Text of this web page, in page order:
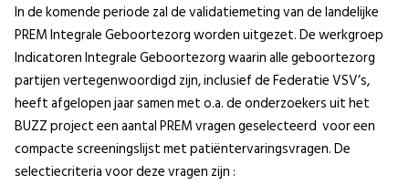
In de komende periode zal de validatiemeting van de landelijke
PREM Integrale Geboortezorg worden uitgezet. De werkgroep
Indicatoren Integrale Geboortezorg waarin alle geboortezorg
partijen vertegenwoordigd zijn, inclusief de Federatie VSV’s,
heeft afgelopen jaar samen met o.a. de onderzoekers uit het
BUZZ project een aantal PREM vragen geselecteerd voor een
compacte screeningslijst met patiëntervaringsvragen. De
selectiecriteria voor deze vragen zijn :